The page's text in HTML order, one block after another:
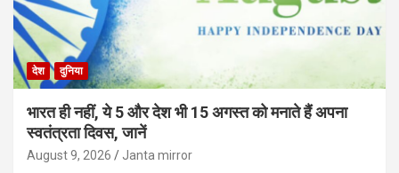
देश दुनिया
भारत ही नहीं, ये 5 और देश भी 15 अगस्त को मनाते हैं अपना
स्वतंत्रता दिवस, जानें
August 9, 2026 Janta mirror